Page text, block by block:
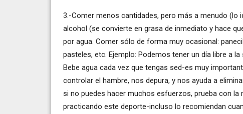
3.-Comer menos cantidades, pero más a menudo
alcohol (se convierte en grasa de inmediato y hace
por agua. Comer sólo de forma muy ocasional:
pasteles, etc. Ejemplo: Podemos tener un día libre a
Bebe agua cada vez que tengas sed-es muy
controlar el hambre, nos depura, y nos ayuda a
si no puedes hacer muchos esfuerzos, prueba con la
practicando este deporte-incluso lo recomiendan